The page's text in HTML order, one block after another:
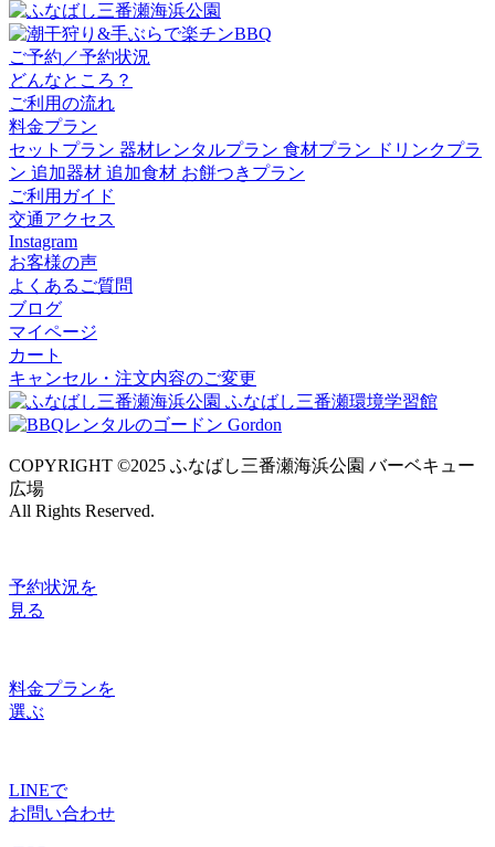
ご予約／予約状況
どんなところ？
ご利用の流れ
料金プラン
セットプラン 器材レンタルプラン 食材プラン ドリンクプラ
ン 追加器材 追加食材 お餅つきプラン
ご利用ガイド
交通アクセス
Instagram
お客様の声
よくあるご質問
ブログ
マイページ
カート
キャンセル・注文内容のご変更
COPYRIGHT ©2025 ふなばし三番瀬海浜公園 バーベキュー
広場
All Rights Reserved.
予約状況を
見る
料金プランを
選ぶ
LINEで
お問い合わせ